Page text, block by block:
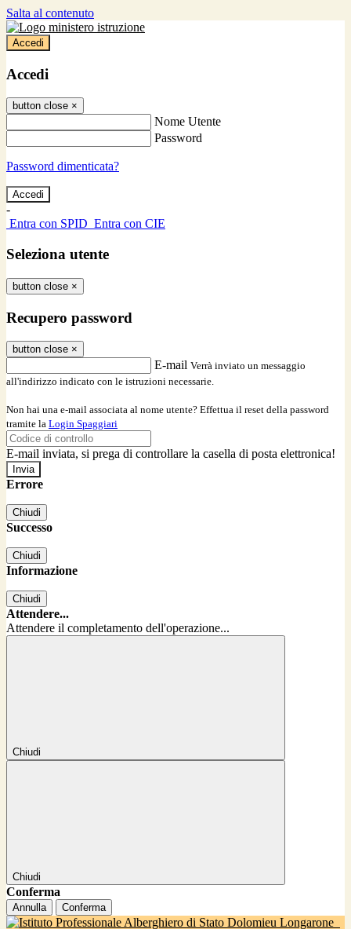
Salta al contenuto
Accedi
Accedi
button close ×
Nome Utente
Password
Password dimenticata?
-
Entra con SPID Entra con CIE
Seleziona utente
button close ×
Recupero password
button close ×
E-mail Verrà inviato un messaggio
all'indirizzo indicato con le istruzioni necessarie.
Non hai una e-mail associata al nome utente? Effettua il reset della password
tramite la Login Spaggiari
E-mail inviata, si prega di controllare la casella di posta elettronica!
Errore
Chiudi
Successo
Chiudi
Informazione
Chiudi
Attendere...
Attendere il completamento dell'operazione...
Chiudi
Chiudi
Conferma
Annulla Conferma